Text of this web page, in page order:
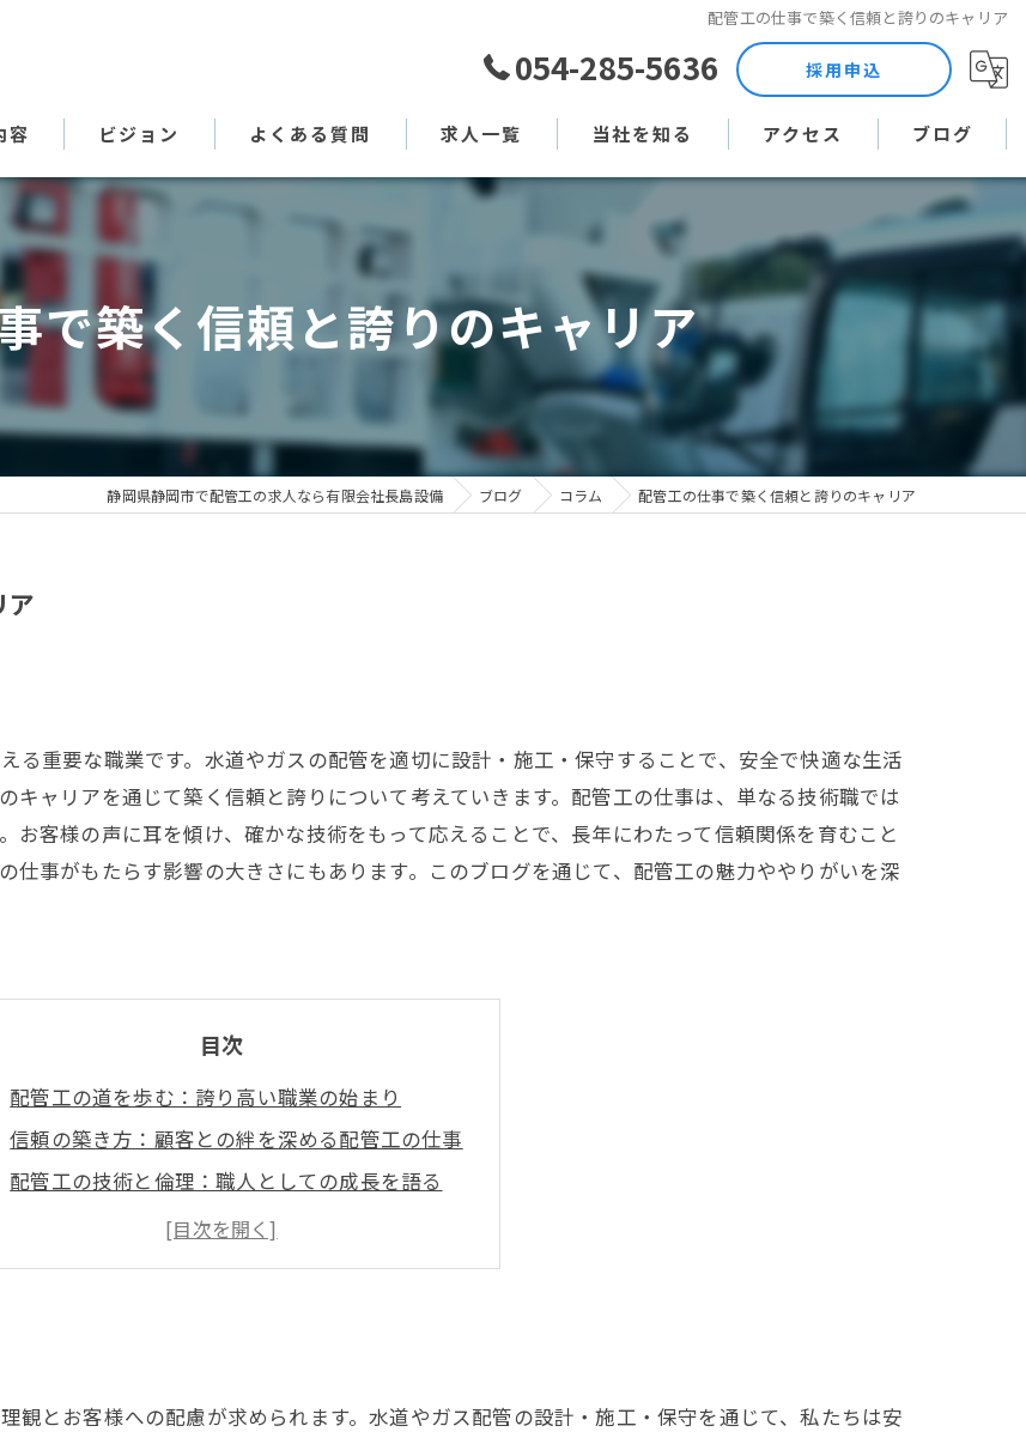
配管工の仕事で築く信頼と誇りのキャリア
054-285-5636 採用申込
容 ビジョン よくある質問 求人一覧 当社を知る
土木作業員
現場監督
未経験
直行直帰
アクセス ブログ
コラム
で築く信頼と誇りのキャリア
静岡県静岡市で配管工の求人なら有限会社長島設備 ブログ コラム 配管工の仕事で築く信頼と誇りのキャリア
ア
る重要な職業です。水道やガスの配管を適切に設計・施工・保守することで、安全で快適な生活
キャリアを通じて築く信頼と誇りについて考えていきます。配管工の仕事は、単なる技術職では
お客様の声に耳を傾け、確かな技術をもって応えることで、長年にわたって信頼関係を育むこと
仕事がもたらす影響の大きさにもあります。このブログを通じて、配管工の魅力ややりがいを深
目次
配管工の道を歩む：誇り高い職業の始まり
信頼の築き方：顧客との絆を深める配管工の仕事
配管工の技術と倫理：職人としての成長を語る
困難を乗り越えて：信頼関係が生まれる瞬間
配管工としての誇り：社会への貢献を実感する
観とお客様への配慮が求められます。水道やガス配管の設計・施工・保守を通じて、私たちは安